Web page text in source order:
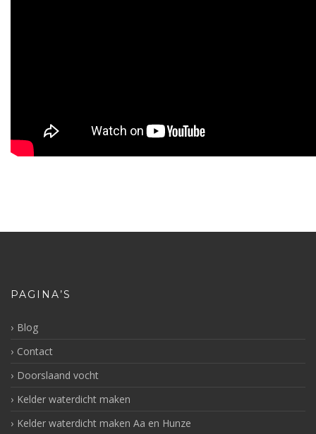
PAGINA’S
Blog
Contact
Doorslaand vocht
Kelder waterdicht maken
Kelder waterdicht maken Aa en Hunze